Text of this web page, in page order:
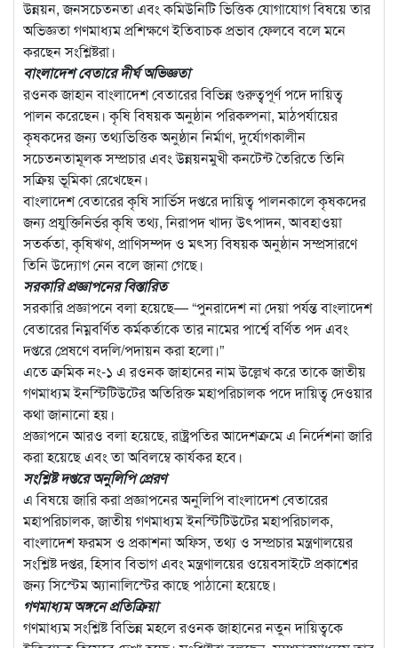
উন্নয়ন, জনসচেতনতা এবং কমিউনিটি ভিত্তিক যোগাযোগ বিষয়ে তার
অভিজ্ঞতা গণমাধ্যম প্রশিক্ষণে ইতিবাচক প্রভাব ফেলবে বলে মনে
করছেন সংশ্লিষ্টরা।
বাংলাদেশ বেতারে দীর্ঘ অভিজ্ঞতা
রওনক জাহান বাংলাদেশ বেতারের বিভিন্ন গুরুত্বপূর্ণ পদে দায়িত্ব
পালন করেছেন। কৃষি বিষয়ক অনুষ্ঠান পরিকল্পনা, মাঠপর্যায়ের
কৃষকদের জন্য তথ্যভিত্তিক অনুষ্ঠান নির্মাণ, দুর্যোগকালীন
সচেতনতামূলক সম্প্রচার এবং উন্নয়নমুখী কনটেন্ট তৈরিতে তিনি
সক্রিয় ভূমিকা রেখেছেন।
বাংলাদেশ বেতারের কৃষি সার্ভিস দপ্তরে দায়িত্ব পালনকালে কৃষকদের
জন্য প্রযুক্তিনির্ভর কৃষি তথ্য, নিরাপদ খাদ্য উৎপাদন, আবহাওয়া
সতর্কতা, কৃষিঋণ, প্রাণিসম্পদ ও মৎস্য বিষয়ক অনুষ্ঠান সম্প্রসারণে
তিনি উদ্যোগ নেন বলে জানা গেছে।
সরকারি প্রজ্ঞাপনের বিস্তারিত
সরকারি প্রজ্ঞাপনে বলা হয়েছে— “পুনরাদেশ না দেয়া পর্যন্ত বাংলাদেশ
বেতারের নিম্নবর্ণিত কর্মকর্তাকে তার নামের পার্শ্বে বর্ণিত পদ এবং
দপ্তরে প্রেষণে বদলি/পদায়ন করা হলো।”
এতে ক্রমিক নং-১ এ রওনক জাহানের নাম উল্লেখ করে তাকে জাতীয়
গণমাধ্যম ইনস্টিটিউটের অতিরিক্ত মহাপরিচালক পদে দায়িত্ব দেওয়ার
কথা জানানো হয়।
প্রজ্ঞাপনে আরও বলা হয়েছে, রাষ্ট্রপতির আদেশক্রমে এ নির্দেশনা জারি
করা হয়েছে এবং তা অবিলম্বে কার্যকর হবে।
সংশ্লিষ্ট দপ্তরে অনুলিপি প্রেরণ
এ বিষয়ে জারি করা প্রজ্ঞাপনের অনুলিপি বাংলাদেশ বেতারের
মহাপরিচালক, জাতীয় গণমাধ্যম ইনস্টিটিউটের মহাপরিচালক,
বাংলাদেশ ফরমস ও প্রকাশনা অফিস, তথ্য ও সম্প্রচার মন্ত্রণালয়ের
সংশ্লিষ্ট দপ্তর, হিসাব বিভাগ এবং মন্ত্রণালয়ের ওয়েবসাইটে প্রকাশের
জন্য সিস্টেম অ্যানালিস্টের কাছে পাঠানো হয়েছে।
গণমাধ্যম অঙ্গনে প্রতিক্রিয়া
গণমাধ্যম সংশ্লিষ্ট বিভিন্ন মহলে রওনক জাহানের নতুন দায়িত্বকে